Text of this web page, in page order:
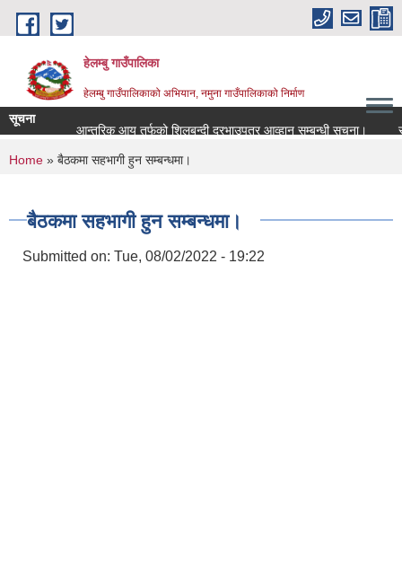
Skip to main content
हेलम्बु गाउँपालिका
हेलम्बु गाउँपालिकाको अभियान, नमुना गाउँपालिकाको निर्माण
सूचना
आन्तरिक आय तर्फको शिलबन्दी दरभाउपत्र आव्हान सम्बन्धी सूचना।
You are here
Home » बैठकमा सहभागी हुन सम्बन्धमा।
बैठकमा सहभागी हुन सम्बन्धमा।
Submitted on: Tue, 08/02/2022 - 19:22